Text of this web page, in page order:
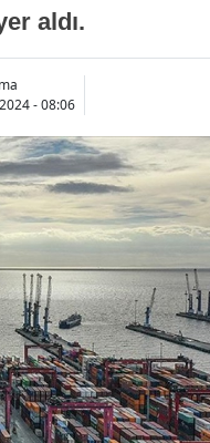
aldı.
- 08:06